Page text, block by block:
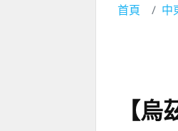
首頁 中
【